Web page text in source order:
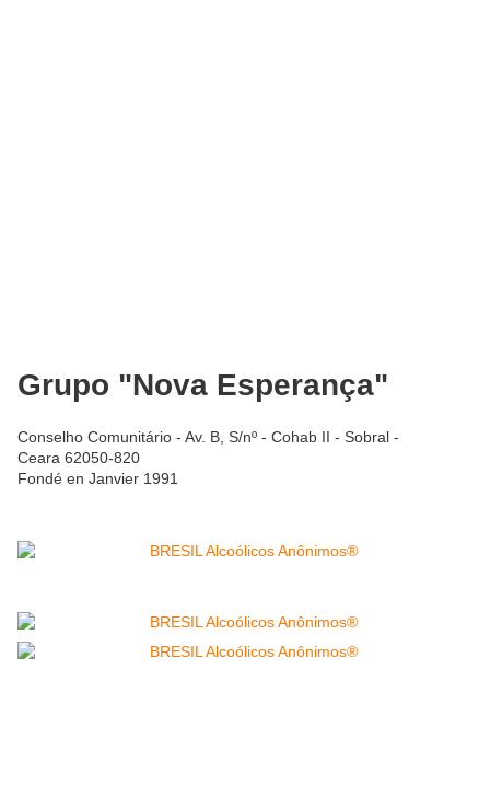
Grupo "Nova Esperança"
Conselho Comunitário - Av. B, S/nº - Cohab II - Sobral -
Ceara 62050-820
Fondé en Janvier 1991